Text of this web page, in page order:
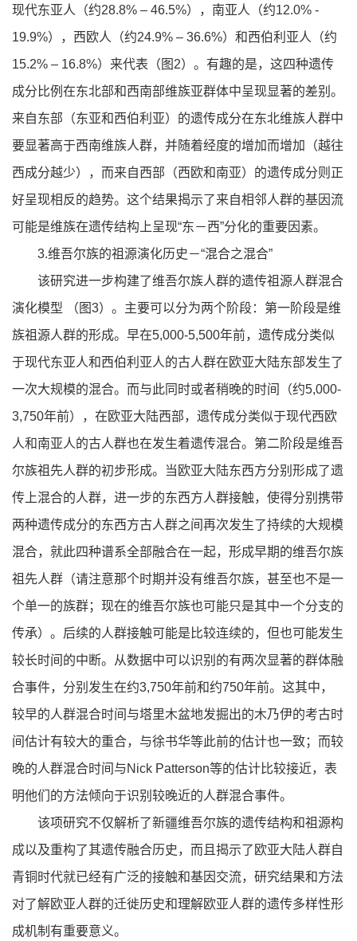
现代东亚人（约28.8% – 46.5%），南亚人（约12.0% -
19.9%），西欧人（约24.9% – 36.6%）和西伯利亚人（约
15.2% – 16.8%）来代表（图2）。有趣的是，这四种遗传
成分比例在东北部和西南部维族亚群体中呈现显著的差别。
来自东部（东亚和西伯利亚）的遗传成分在东北维族人群中
要显著高于西南维族人群，并随着经度的增加而增加（越往
西成分越少），而来自西部（西欧和南亚）的遗传成分则正
好呈现相反的趋势。这个结果揭示了来自相邻人群的基因流
可能是维族在遗传结构上呈现“东－西”分化的重要因素。
3.维吾尔族的祖源演化历史－“混合之混合”
该研究进一步构建了维吾尔族人群的遗传祖源人群混合
演化模型 （图3）。主要可以分为两个阶段：第一阶段是维
族祖源人群的形成。早在5,000-5,500年前，遗传成分类似
于现代东亚人和西伯利亚人的古人群在欧亚大陆东部发生了
一次大规模的混合。而与此同时或者稍晚的时间（约5,000-
3,750年前），在欧亚大陆西部，遗传成分类似于现代西欧
人和南亚人的古人群也在发生着遗传混合。第二阶段是维吾
尔族祖先人群的初步形成。当欧亚大陆东西方分别形成了遗
传上混合的人群，进一步的东西方人群接触，使得分别携带
两种遗传成分的东西方古人群之间再次发生了持续的大规模
混合，就此四种谱系全部融合在一起，形成早期的维吾尔族
祖先人群（请注意那个时期并没有维吾尔族，甚至也不是一
个单一的族群；现在的维吾尔族也可能只是其中一个分支的
传承）。后续的人群接触可能是比较连续的，但也可能发生
较长时间的中断。从数据中可以识别的有两次显著的群体融
合事件，分别发生在约3,750年前和约750年前。这其中，
较早的人群混合时间与塔里木盆地发掘出的木乃伊的考古时
间估计有较大的重合，与徐书华等此前的估计也一致；而较
晚的人群混合时间与Nick Patterson等的估计比较接近，表
明他们的方法倾向于识别较晚近的人群混合事件。
该项研究不仅解析了新疆维吾尔族的遗传结构和祖源构
成以及重构了其遗传融合历史，而且揭示了欧亚大陆人群自
青铜时代就已经有广泛的接触和基因交流，研究结果和方法
对了解欧亚人群的迁徙历史和理解欧亚人群的遗传多样性形
成机制有重要意义。